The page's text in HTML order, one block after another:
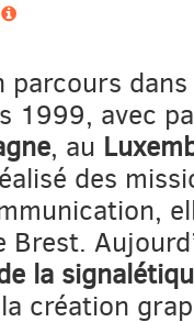
1999, avec
, au
des
Brest.
la
création